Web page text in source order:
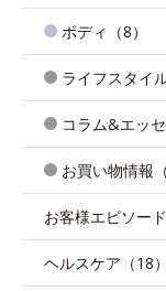
ボディ（8）
ライフスタイ
コラム&エッセ
お買い物情報
お客様エピソード
ヘルスケア（18）